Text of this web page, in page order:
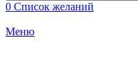
0 Список желаний
Меню